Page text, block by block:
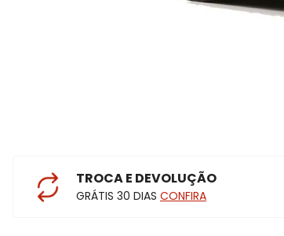
TROCA E DEVOLUÇÃO
GRÁTIS 30 DIAS CONFIRA